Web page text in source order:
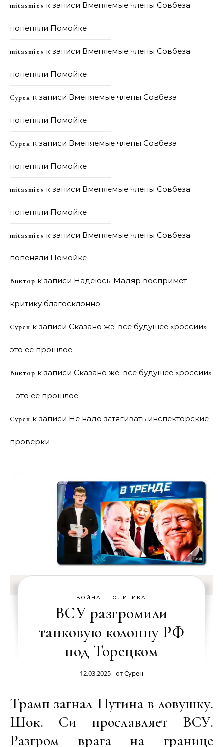
mitasmies к записи Вменяемые члены Совбеза
попеняли Помойке
mitasmies к записи Вменяемые члены Совбеза
попеняли Помойке
Сурен к записи Вменяемые члены Совбеза
попеняли Помойке
Сурен к записи Вменяемые члены Совбеза
попеняли Помойке
mitasmies к записи Вменяемые члены Совбеза
попеняли Помойке
mitasmies к записи Вменяемые члены Совбеза
попеняли Помойке
Виктор к записи Надеюсь, Мадяр воспримет
критику благосклонно
Сурен к записи Сказано же: всё будущее «россии» –
это её прошлое
Виктор к записи Сказано же: всё будущее «россии»
– это её прошлое
Сурен к записи Не надо затягивать инспекторские
проверки
ВОЙНА - ПОЛИТИКА
ВСУ разгромили
танковую колонну РФ
под Торецком
12.03.2025 - отСурен
Трамп загнал Путина в ловушку.
Шок. Си прославляет ВСУ.
Разгром врага на границе